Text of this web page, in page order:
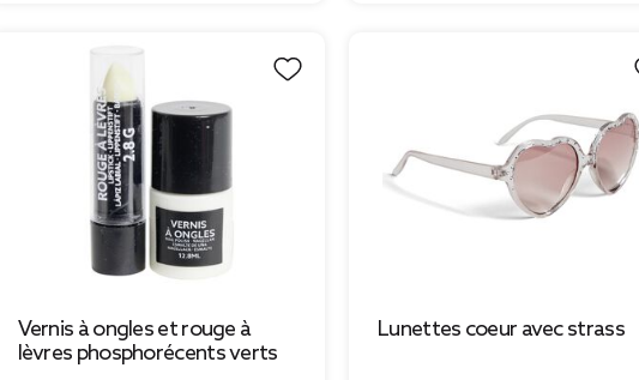
Vernis à ongles et rouge à
lèvres phosphorécents verts
Lunettes coeur avec strass